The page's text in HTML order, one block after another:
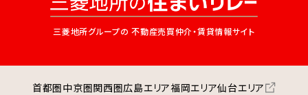
三菱地所グループの 不動産売買仲介・賃貸情報サイト
首都圏中京圏関西圏広島エリア福岡エリア仙台エリア